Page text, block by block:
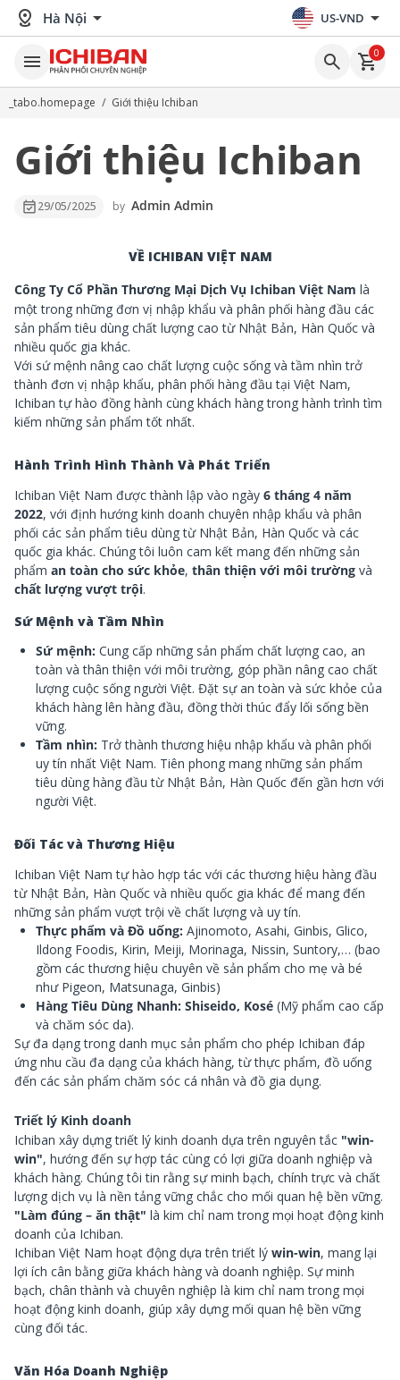
distance Hà Nội arrow_drop_down US-VND arrow_drop_down
menu
search shopping_cart
0
_tabo.homepage / Giới thiệu Ichiban
Giới thiệu Ichiban
event_available29/05/2025 by Admin Admin
VỀ ICHIBAN VIỆT NAM
Công Ty Cổ Phần Thương Mại Dịch Vụ Ichiban Việt Nam là
một trong những đơn vị nhập khẩu và phân phối hàng đầu các
sản phẩm tiêu dùng chất lượng cao từ Nhật Bản, Hàn Quốc và
nhiều quốc gia khác.
Với sứ mệnh nâng cao chất lượng cuộc sống và tầm nhìn trở
thành đơn vị nhập khẩu, phân phối hàng đầu tại Việt Nam,
Ichiban tự hào đồng hành cùng khách hàng trong hành trình tìm
kiếm những sản phẩm tốt nhất.
Hành Trình Hình Thành Và Phát Triển
Ichiban Việt Nam được thành lập vào ngày 6 tháng 4 năm
2022, với định hướng kinh doanh chuyên nhập khẩu và phân
phối các sản phẩm tiêu dùng từ Nhật Bản, Hàn Quốc và các
quốc gia khác. Chúng tôi luôn cam kết mang đến những sản
phẩm an toàn cho sức khỏe, thân thiện với môi trường và
chất lượng vượt trội.
Sứ Mệnh và Tầm Nhìn
Sứ mệnh: Cung cấp những sản phẩm chất lượng cao, an
toàn và thân thiện với môi trường, góp phần nâng cao chất
lượng cuộc sống người Việt. Đặt sự an toàn và sức khỏe của
khách hàng lên hàng đầu, đồng thời thúc đẩy lối sống bền
vững.
Tầm nhìn: Trở thành thương hiệu nhập khẩu và phân phối
uy tín nhất Việt Nam. Tiên phong mang những sản phẩm
tiêu dùng hàng đầu từ Nhật Bản, Hàn Quốc đến gần hơn với
người Việt.
Đối Tác và Thương Hiệu
Ichiban Việt Nam tự hào hợp tác với các thương hiệu hàng đầu
từ Nhật Bản, Hàn Quốc và nhiều quốc gia khác để mang đến
những sản phẩm vượt trội về chất lượng và uy tín.
Thực phẩm và Đồ uống: Ajinomoto, Asahi, Ginbis, Glico,
Ildong Foodis, Kirin, Meiji, Morinaga, Nissin, Suntory,… (bao
gồm các thương hiệu chuyên về sản phẩm cho mẹ và bé
như Pigeon, Matsunaga, Ginbis)
Hàng Tiêu Dùng Nhanh: Shiseido, Kosé (Mỹ phẩm cao cấp
và chăm sóc da).
Sự đa dạng trong danh mục sản phẩm cho phép Ichiban đáp
ứng nhu cầu đa dạng của khách hàng, từ thực phẩm, đồ uống
đến các sản phẩm chăm sóc cá nhân và đồ gia dụng.
Triết lý Kinh doanh
Ichiban xây dựng triết lý kinh doanh dựa trên nguyên tắc "win-
win", hướng đến sự hợp tác cùng có lợi giữa doanh nghiệp và
khách hàng. Chúng tôi tin rằng sự minh bạch, chính trực và chất
lượng dịch vụ là nền tảng vững chắc cho mối quan hệ bền vững.
"Làm đúng – ăn thật" là kim chỉ nam trong mọi hoạt động kinh
doanh của Ichiban.
Ichiban Việt Nam hoạt động dựa trên triết lý win-win, mang lại
lợi ích cân bằng giữa khách hàng và doanh nghiệp. Sự minh
bạch, chân thành và chuyên nghiệp là kim chỉ nam trong mọi
hoạt động kinh doanh, giúp xây dựng mối quan hệ bền vững
cùng đối tác.
Văn Hóa Doanh Nghiệp